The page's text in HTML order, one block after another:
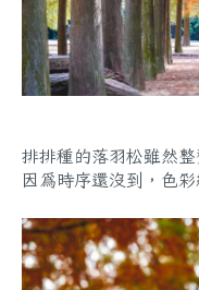
排排種的落羽松雖然
因為時序還沒到，色彩